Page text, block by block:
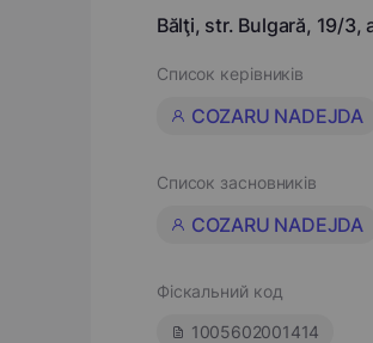
Bălţi, str. Bulgară, 19/3,
Список керівників
COZARU NADEJDA
Список засновників
COZARU NADEJDA
Фіскальний код
1005602001414